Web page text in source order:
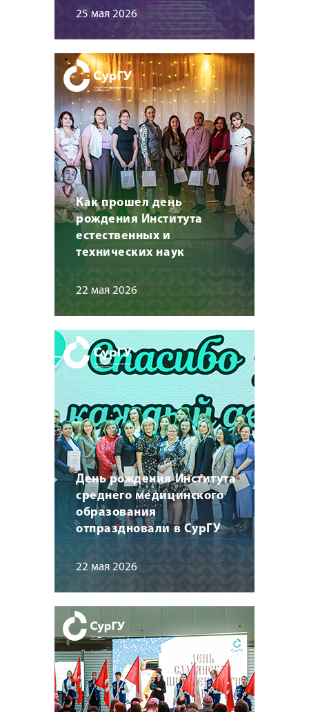
25 мая 2026
Как прошел день
рождения Института
естественных и
технических наук
22 мая 2026
День рождения Института
среднего медицинского
образования
отпраздновали в СурГУ
22 мая 2026